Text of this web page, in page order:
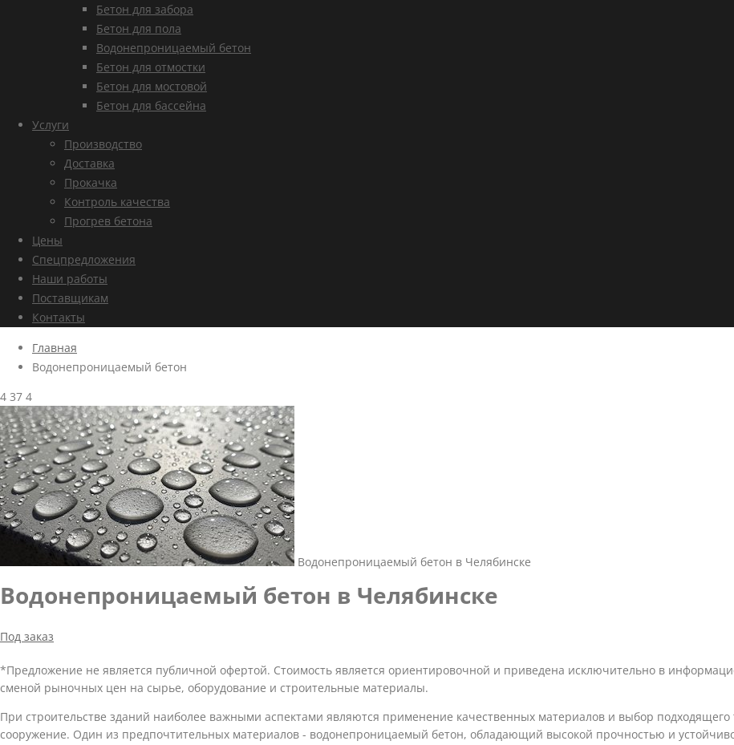
Бетон для забора
Бетон для пола
Водонепроницаемый бетон
Бетон для отмостки
Бетон для мостовой
Бетон для бассейна
Услуги
Производство
Доставка
Прокачка
Контроль качества
Прогрев бетона
Цены
Спецпредложения
Наши работы
Поставщикам
Контакты
Главная
Водонепроницаемый бетон
4 37 4
Водонепроницаемый бетон в Челябинске
Водонепроницаемый бетон в Челябинске
Под заказ
*Предложение не является публичной офертой. Стоимость является ориентировочной и приведена исключительно в
сменой рыночных цен на сырье, оборудование и строительные материалы.
При строительстве зданий наиболее важными аспектами являются применение качественных материалов и выбор подходящего
сооружение. Один из предпочтительных материалов - водонепроницаемый бетон, обладающий высокой прочностью и